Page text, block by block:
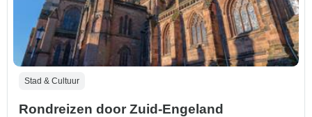
Stad & Cultuur
Rondreizen door Zuid-Engeland